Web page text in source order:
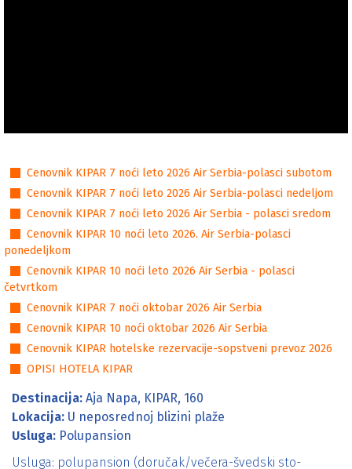
Cenovnik KIPAR 7 noći leto 2026 Air Serbia-polasci subotom
Cenovnik KIPAR 7 noći leto 2026 Air Serbia-polasci nedeljom
Cenovnik KIPAR 7 noći leto 2026 Air Serbia - polasci sredom
Cenovnik KIPAR 10 noći leto 2026. Air Serbia-polasci
ponedeljkom
Cenovnik KIPAR 10 noći leto 2026 Air Serbia - polasci
četvrtkom
Cenovnik KIPAR 7 noći oktobar 2026 Air Serbia
Cenovnik KIPAR 10 noći oktobar 2026 Air Serbia
Cenovnik KIPAR hotelske rezervacije-sopstveni prevoz 2026
OPISI HOTELA KIPAR
Destinacija: Aja Napa, KIPAR, 160
Lokacija: U neposrednoj blizini plaže
Usluga: Polupansion
Usluga: polupansion (doručak/večera-švedski sto-